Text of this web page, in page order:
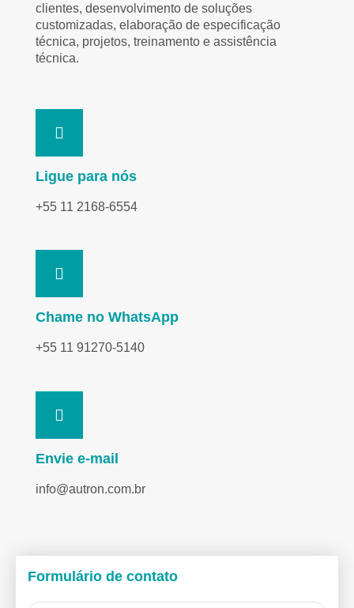
clientes, desenvolvimento de soluções
customizadas, elaboração de especificação
técnica, projetos, treinamento e assistência
técnica.
Ligue para nós
+55 11 2168-6554
Chame no WhatsApp
+55 11 91270-5140
Envie e-mail
info@autron.com.br
Formulário de contato